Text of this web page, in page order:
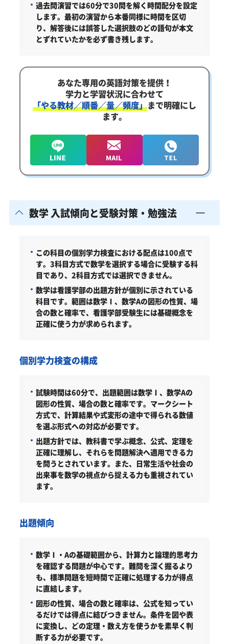
過去問演習では60分で30問を解く時間配分を設定
します。最初の演習から本番同様に時間を区切
り、解答後には誤答した選択肢のどの語句が本文
とずれていたかを必ず書き残します。
あなた専用の英語対策を提供！
学力と学習状況に合わせて
「やる教材／順番／量／頻度」まで明確にし
ます。
数学 入試傾向と受験対策・勉強法
この科目の個別学力検査における配点は100点で
す。3科目方式で数学を選択する場合に受験する科
目であり、2科目方式では選択できません。
数学は看護学部の出題方針が個別に示されている
科目です。範囲は数学Ⅰ、数学Aの図形の性質、場
合の数と確率で、看護学部受験生には基礎概念を
正確に使う力が求められます。
個別学力検査の構成
試験時間は60分で、出題範囲は数学Ⅰ、数学Aの
図形の性質、場合の数と確率です。マークシート
方式で、計算結果や式変形の途中で得られる数値
を選ぶ形式への対応が必要です。
出題方針では、教科書で学ぶ概念、公式、定理を
正確に理解し、それらを問題解決へ適用できる力
を問うとされています。また、日常生活や社会の
出来事を数学の視点から捉える力も重視されてい
ます。
出題傾向
数学Ⅰ・Aの基礎範囲から、計算力と論理的思考力
を確認する問題が中心です。難問を深く掘るより
も、標準問題を短時間で正確に処理する力が得点
に直結します。
図形の性質、場合の数と確率は、公式を知ってい
るだけでは得点に結びつきません。条件を図や表
に変換し、どの定理・数え方を使うかを素早く判
断する力が必要です。